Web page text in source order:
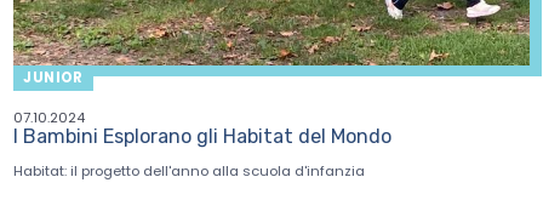
JUNIOR
07.10.2024
I Bambini Esplorano gli Habitat del Mondo
Habitat: il progetto dell'anno alla scuola d'infanzia